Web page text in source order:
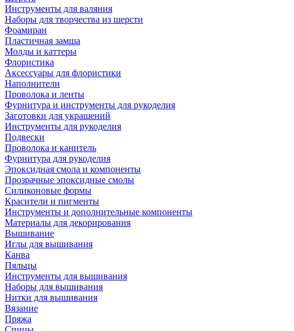
Инструменты для валяния
Наборы для творчества из шерсти
Фоамиран
Пластичная замша
Молды и каттеры
Флористика
Аксессуары для флористики
Наполнители
Проволока и ленты
Фурнитура и инструменты для рукоделия
Заготовки для украшений
Инструменты для рукоделия
Подвески
Проволока и канитель
Фурнитура для рукоделия
Эпоксидная смола и компоненты
Прозрачные эпоксидные смолы
Силиконовые формы
Красители и пигменты
Инструменты и дополнительные компоненты
Материалы для декорирования
Вышивание
Иглы для вышивания
Канва
Пяльцы
Инструменты для вышивания
Наборы для вышивания
Нитки для вышивания
Вязание
Пряжа